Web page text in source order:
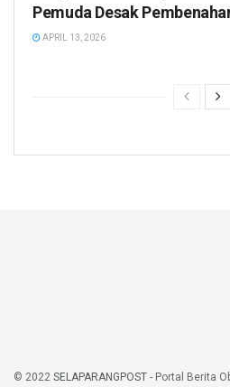
Pemuda Desak
APRIL 13, 2026
© 2022 SELAPARANGPOST - Portal Berita